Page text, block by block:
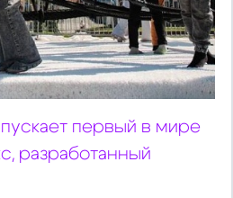
первый в мире
разработанный